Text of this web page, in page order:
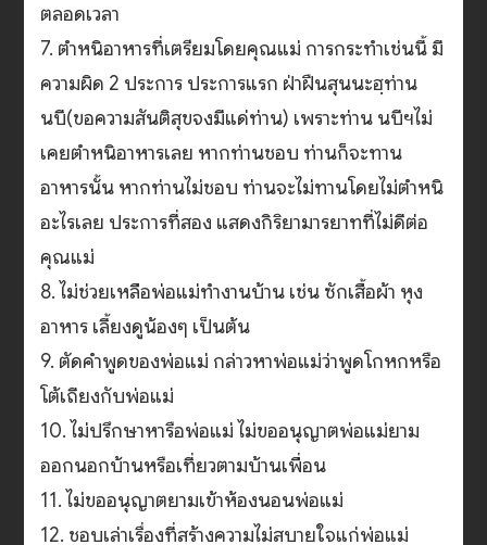
ตลอดเวลา
7. ตำหนิอาหารที่เตรียมโดยคุณแม่ การกระทำเช่นนี้ มี
ความผิด 2 ประการ ประการแรก ฝ่าฝืนสุนนะฮฺท่าน
นบี(ขอความสันติสุขจงมีแด่ท่าน) เพราะท่าน นบีฯไม่
เคยตำหนิอาหารเลย หากท่านชอบ ท่านก็จะทาน
อาหารนั้น หากท่านไม่ชอบ ท่านจะไม่ทานโดยไม่ตำหนิ
อะไรเลย ประการที่สอง แสดงกิริยามารยาทที่ไม่ดีต่อ
คุณแม่
8. ไม่ช่วยเหลือพ่อแม่ทำงานบ้าน เช่น ซักเสื้อผ้า หุง
อาหาร เลี้ยงดูน้องๆ เป็นต้น
9. ตัดคำพูดของพ่อแม่ กล่าวหาพ่อแม่ว่าพูดโกหกหรือ
โต้เถียงกับพ่อแม่
10. ไม่ปรึกษาหารือพ่อแม่ ไม่ขออนุญาตพ่อแม่ยาม
ออกนอกบ้านหรือเที่ยวตามบ้านเพื่อน
11. ไม่ขออนุญาตยามเข้าห้องนอนพ่อแม่
12. ชอบเล่าเรื่องที่สร้างความไม่สบายใจแก่พ่อแม่